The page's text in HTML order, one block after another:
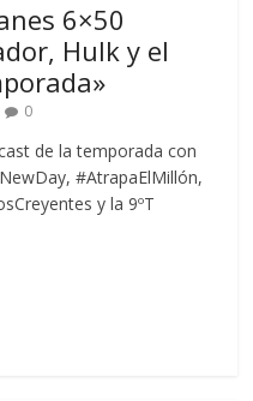
6×50
Hulk y el
0
de la temporada con
#AtrapaElMillón,
y la 9ºT